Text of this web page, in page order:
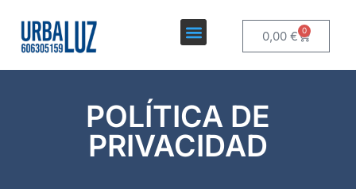
0,00 € 0
POLÍTICA DE
PRIVACIDAD